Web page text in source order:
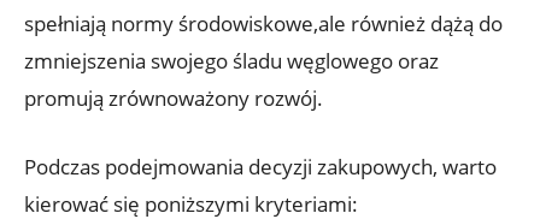
spełniają normy środowiskowe,ale również dążą do
zmniejszenia swojego śladu węglowego oraz
promują zrównoważony rozwój.
Podczas podejmowania decyzji zakupowych, warto
kierować się poniższymi kryteriami: